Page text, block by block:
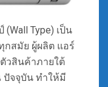
Type) เป็น
กสมัย ผู้ผลิต แอร์
วสินค้าภายใต้
ปัจจุบัน ทำให้มี